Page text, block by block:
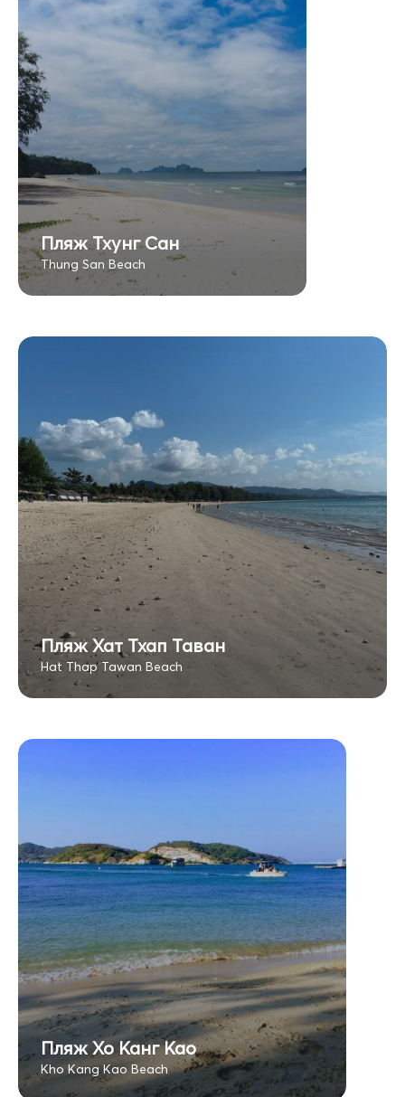
Пляж Тхунг Сан
Thung San Beach
Пляж Хат Тхап Таван
Hat Thap Tawan Beach
Пляж Хо Канг Као
Kho Kang Kao Beach